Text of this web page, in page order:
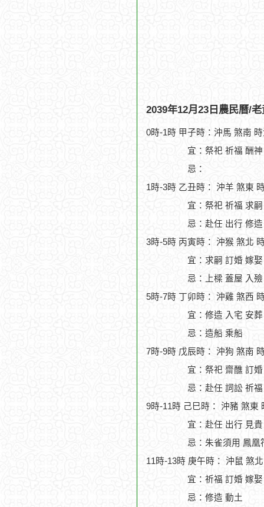
2039年12月23日農民曆/
0時-1時 甲子時：沖馬 煞南
宜：祭祀 祈福 酬
忌：
1時-3時 乙丑時： 沖羊 煞東
宜：祭祀 祈福 求
忌：赴任 出行 修造
3時-5時 丙寅時： 沖猴 煞北
宜：求嗣 訂婚 嫁
忌：上樑 蓋屋 入
5時-7時 丁卯時： 沖雞 煞西
宜：修造 入宅 安葬
忌：造船 乘船
7時-9時 戊辰時： 沖狗 煞南
宜：祭祀 齋醮 訂
忌：赴任 詞訟 祈
9時-11時 己巳時： 沖豬 煞東
宜：赴任 出行 見
忌：朱雀須用 鳳凰
11時-13時 庚午時： 沖鼠 煞
宜：祈福 訂婚 嫁
忌：修造 動土